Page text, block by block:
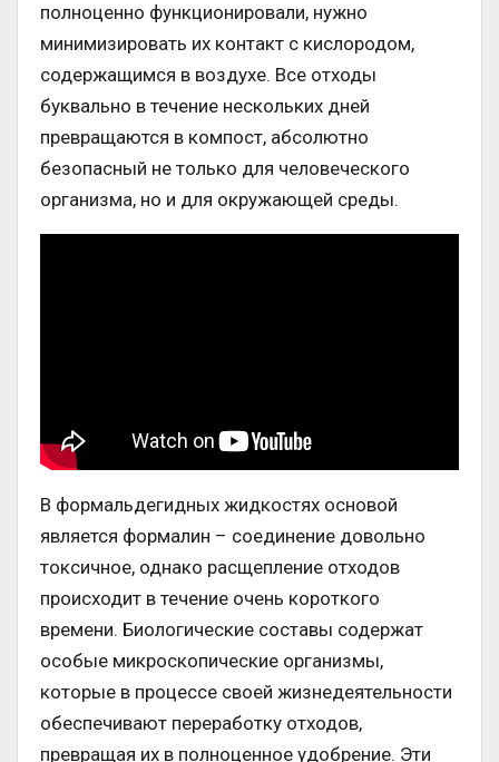
полноценно функционировали, нужно
минимизировать их контакт с кислородом,
содержащимся в воздухе. Все отходы
буквально в течение нескольких дней
превращаются в компост, абсолютно
безопасный не только для человеческого
организма, но и для окружающей среды.
В формальдегидных жидкостях основой
является формалин – соединение довольно
токсичное, однако расщепление отходов
происходит в течение очень короткого
времени. Биологические составы содержат
особые микроскопические организмы,
которые в процессе своей жизнедеятельности
обеспечивают переработку отходов,
превращая их в полноценное удобрение. Эти